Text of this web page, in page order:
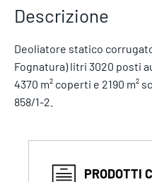
Descrizione
Deoliatore statico
Fognatura) litri 3020 posti
4370 m² coperti e 2190 m²
858/1-2.
PRODOTTI